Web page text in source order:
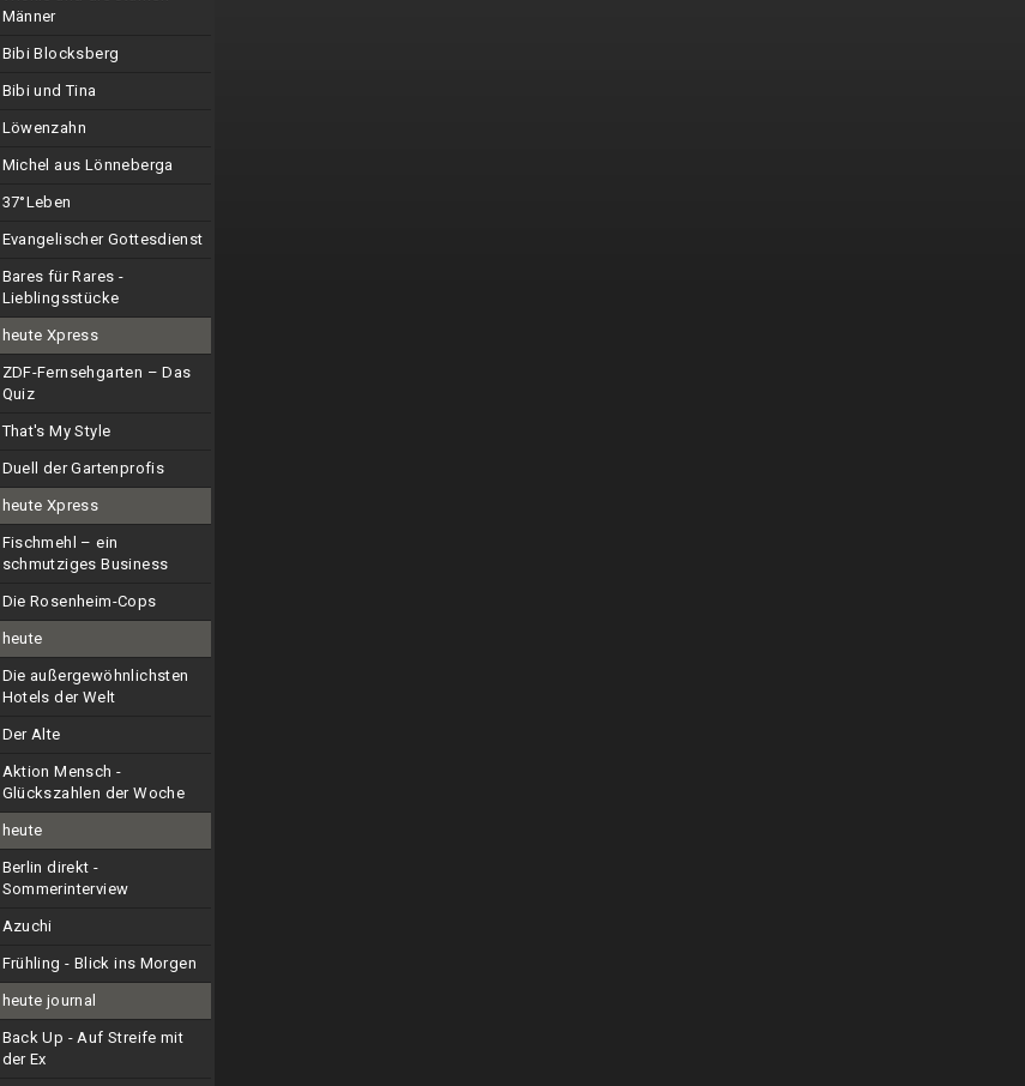
Männer
Bibi Blocksberg
Bibi und Tina
Löwenzahn
Michel aus Lönneberga
37°Leben
Evangelischer Gottesdienst
Bares für Rares -
Lieblingsstücke
heute Xpress
ZDF-Fernsehgarten – Das
Quiz
That's My Style
Duell der Gartenprofis
heute Xpress
Fischmehl – ein
schmutziges Business
Die Rosenheim-Cops
heute
Die außergewöhnlichsten
Hotels der Welt
Der Alte
Aktion Mensch -
Glückszahlen der Woche
heute
Berlin direkt -
Sommerinterview
Azuchi
Frühling - Blick ins Morgen
heute journal
Back Up - Auf Streife mit
der Ex